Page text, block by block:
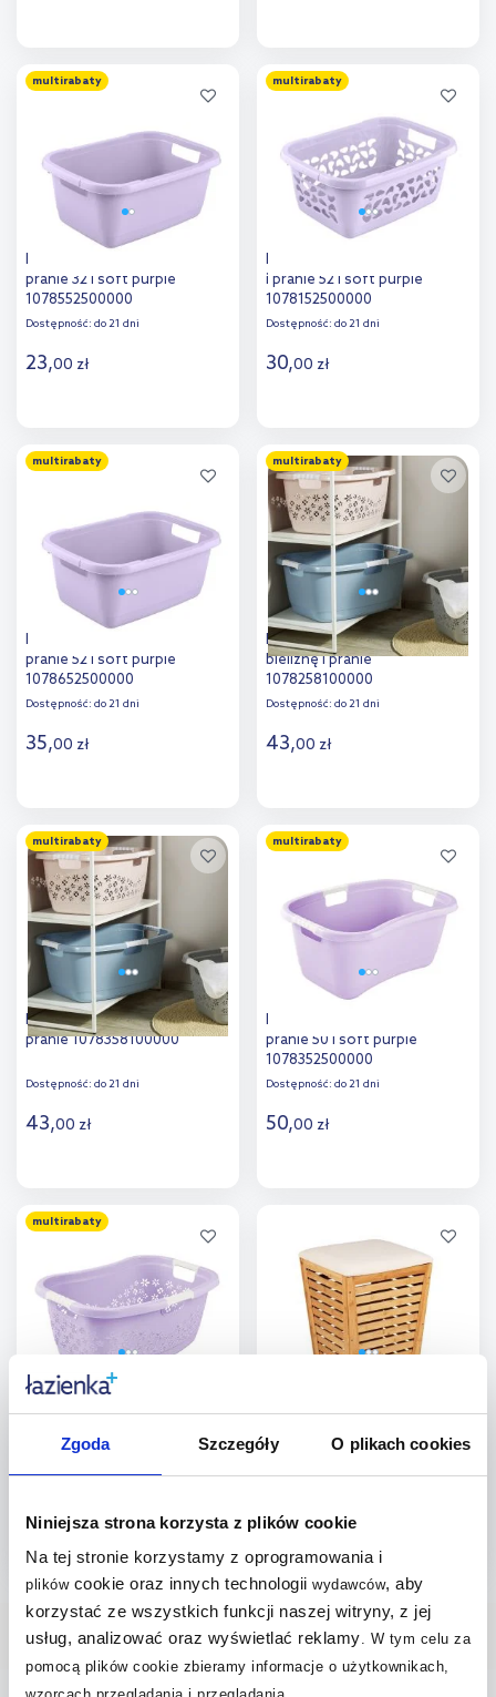
Zgoda Szczegóły O plikach cookies
Niniejsza strona korzysta z plików cookie
Na tej stronie korzystamy z oprogramowania i
plikówcookie oraz innych technologii wydawców, aby
korzystać ze wszystkich funkcji naszej witryny, z jej
usług, analizować oraz wyświetlać reklamy. W tym celu za
pomocą plików cookie zbieramy informacje o użytkownikach,
Dodaj do
porównania
Dodaj do
porównania
multirabaty
Keeeper Aenna wanna na
pranie 32 l soft purple
1078552500000
Dostępność: do 21 dni
23,00 zł
Dodaj do
porównania
multirabaty
Keeeper Jost kosz na bieliznę
i pranie 52 l soft purple
1078152500000
Dostępność: do 21 dni
30,00 zł
Dodaj do
porównania
multirabaty
Keeeper Aenna wanna na
pranie 52 l soft purple
1078652500000
Dostępność: do 21 dni
35,00 zł
Dodaj do
porównania
multirabaty
Keeeper Lasse kosz na
bieliznę i pranie
1078258100000
Dostępność: do 21 dni
43,00 zł
Dodaj do
porównania
multirabaty
Keeeper Janne wanna na
pranie 1078358100000
Dostępność: do 21 dni
43,00 zł
Dodaj do
porównania
multirabaty
Keeeper Janne wanna na
pranie 50 l soft purple
1078352500000
Dostępność: do 21 dni
50,00 zł
porównania
multirabaty
1078252500000
Do koszyka
Dodaj do
porównania
25143100
Do koszyka
Dodaj do
porównania
Nasze bestsellery